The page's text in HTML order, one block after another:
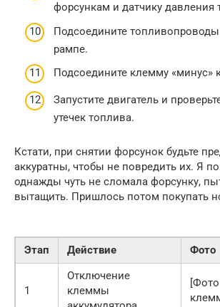
форсункам и датчику давления
Подсоедините
рампе.
Подсоедините клемму «минус»
Запустите двигатель и
утечек топлива.
Кстати, при снятии форсунок будьте
аккуратны, чтобы не повредить их. Я
однажды чуть не сломала форсунку,
вытащить. Пришлось потом покупать
Этап Действие Фото
1
Отключение
клеммы